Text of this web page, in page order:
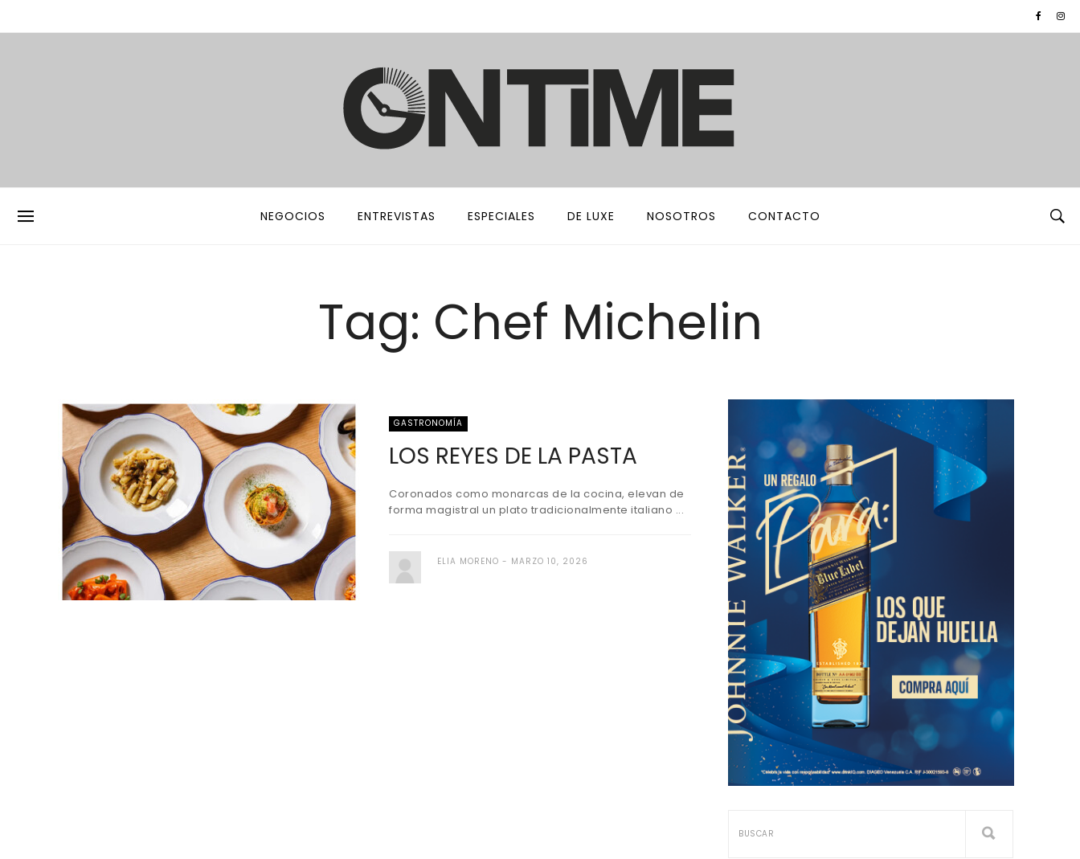
NEGOCIOS ENTREVISTAS ESPECIALES DE LUXE NOSOTROS CONTACTO
Tag: Chef Michelin
GASTRONOMÍA
LOS REYES DE LA PASTA
Coronados como monarcas de la cocina, elevan de
forma magistral un plato tradicionalmente italiano ...
ELIA MORENO MARZO 10, 2026